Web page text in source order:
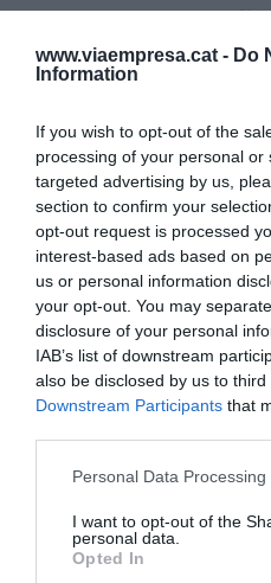
www.viaempresa.cat - Do
Information
If you wish to opt-out of the
processing of your personal
targeted advertising by us,
section to confirm your
opt-out request is processed
interest-based ads based on
us or personal information
your opt-out. You may
disclosure of your personal
IAB’s list of downstream
also be disclosed by us to
Downstream Participants that
Personal Data
I want to opt-out of the
personal data.
Opted In
Grok nos
Siempre va bien abrir el
el marco de una carrera
supremacía en IA entre
Google.Musk, que había
de OpenAI y que salió
su actual consejero
entrar en la carrera con
empresa xAI, ahora
Estas últimas semanas
protagonista y no
capacidades sino bien al
encontraron en
@grok en X, que les